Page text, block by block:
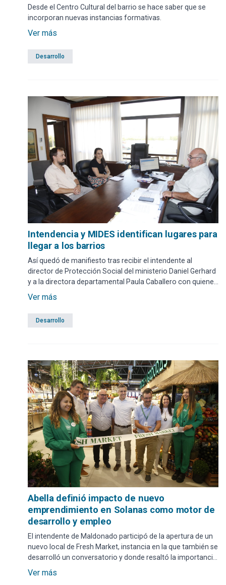
Desde el Centro Cultural del barrio se hace saber que se
incorporan nuevas instancias formativas.
Ver más
Desarrollo
Intendencia y MIDES identifican lugares para
llegar a los barrios
Así quedó de manifiesto tras recibir el intendente al
director de Protección Social del ministerio Daniel Gerhard
y a la directora departamental Paula Caballero con quienes
abordó el tema.
Ver más
Desarrollo
Abella definió impacto de nuevo
emprendimiento en Solanas como motor de
desarrollo y empleo
El intendente de Maldonado participó de la apertura de un
nuevo local de Fresh Market, instancia en la que también se
desarrolló un conversatorio y donde resaltó la importancia
de este tipo de inversiones para el crecimiento equilibrado
Ver más